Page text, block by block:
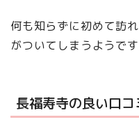
何も知らずに初めて訪
がついてしまうようです
長福寿寺の良い口コ